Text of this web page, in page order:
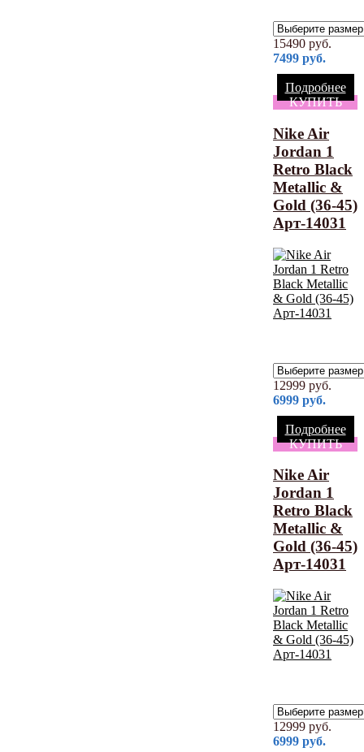
15490 руб.
7499 руб.
Подробнее
КУПИТЬ
Nike Air
Jordan 1
Retro Black
Metallic &
Gold (36-45)
Арт-14031
12999 руб.
6999 руб.
Подробнее
КУПИТЬ
Nike Air
Jordan 1
Retro Black
Metallic &
Gold (36-45)
Арт-14031
12999 руб.
6999 руб.